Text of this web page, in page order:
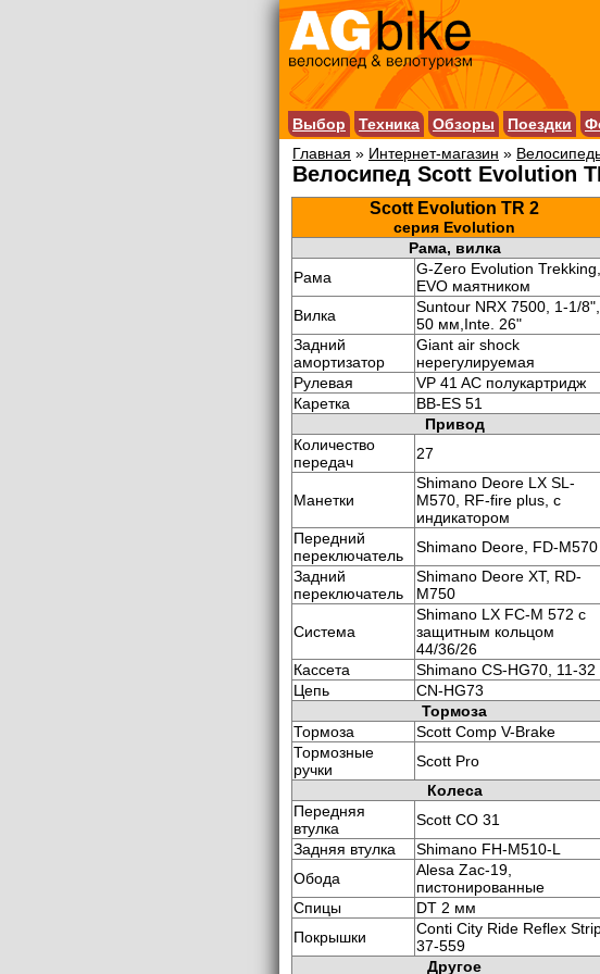
Выбор Техника Обзоры Поездки
Главная » Интернет-магазин »
Велосипед Scott Evolution
Scott Evolution TR 2
серия Evolution
Рама, вилка
Рама
G-Zero Evolution
EVO маятником
Вилка
Suntour NRX 7500, 1-1/8",
50 мм,Inte. 26"
Задний
амортизатор
Giant air shock
нерегулируемая
Рулевая
VP 41 AC полукартридж
Каретка
BB-ES 51
Привод
Количество
передач
27
Манетки
Shimano Deore LX SL-
M570, RF-fire plus, с
индикатором
Передний
переключатель
Shimano Deore, FD-M570
Задний
переключатель
Shimano Deore XT, RD-
M750
Система
Shimano LX FC-M 572 с
защитным кольцом
44/36/26
Кассета
Shimano CS-HG70, 11-32
Цепь
CN-HG73
Тормоза
Тормоза
Scott Comp V-Brake
Тормозные
ручки
Scott Pro
Колеса
Передняя
втулка
Scott CO 31
Задняя втулка
Shimano FH-M510-L
Обода
Alesa Zac-19,
пистонированные
Спицы
DT 2 мм
Покрышки
Conti City Ride Reflex
37-559
Другое